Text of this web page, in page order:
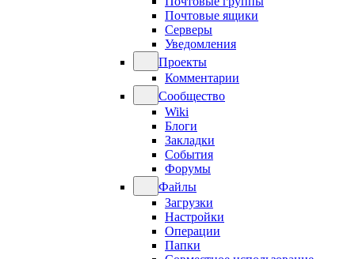
Почтовые ящики
Серверы
Уведомления
Проекты
Комментарии
Сообщество
Wiki
Блоги
Закладки
События
Форумы
Файлы
Загрузки
Настройки
Операции
Папки